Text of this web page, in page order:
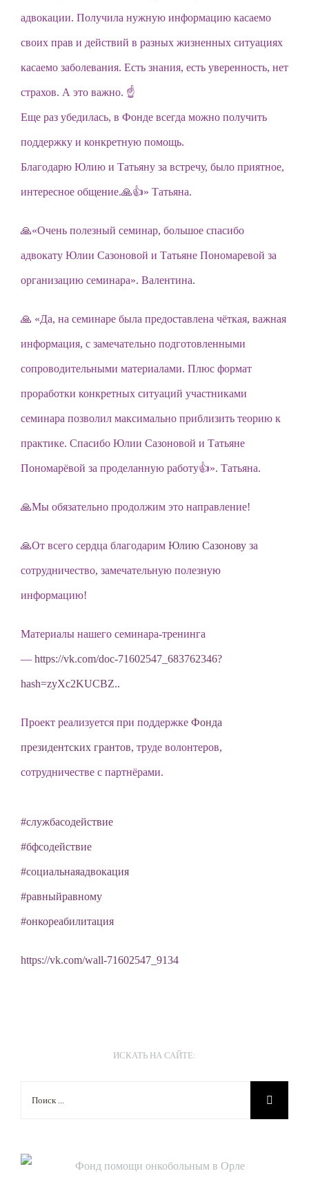
адвокации. Получила нужную информацию касаемо
своих прав и действий в разных жизненных ситуациях
касаемо заболевания. Есть знания, есть уверенность, нет
страхов. А это важно. ☝
Еще раз убедилась, в Фонде всегда можно получить
поддержку и конкретную помощь.
Благодарю Юлию и Татьяну за встречу, было приятное,
интересное общение.🙏👍» Татьяна.
🙏«Очень полезный семинар, большое спасибо
адвокату Юлии Сазоновой и Татьяне Пономаревой за
организацию семинара». Валентина.
🙏 «Да, на семинаре была предоставлена чёткая, важная
информация, с замечательно подготовленными
сопроводительными материалами. Плюс формат
проработки конкретных ситуаций участниками
семинара позволил максимально приблизить теорию к
практике. Спасибо Юлии Сазоновой и Татьяне
Пономарёвой за проделанную работу👍». Татьяна.
🙏Мы обязательно продолжим это направление!
🙏От всего сердца благодарим Юлию Сазонову за
сотрудничество, замечательную полезную
информацию!
Материалы нашего семинара-тренинга
— https://vk.com/doc-71602547_683762346?
hash=zyXc2KUCBZ..
Проект реализуется при поддержке Фонда
президентских грантов, труде волонтеров,
сотрудничестве с партнёрами.
#службасодействие
#бфсодействие
#социальнаяадвокация
#равныйравному
#онкореабилитация
https://vk.com/wall-71602547_9134
ИСКАТЬ НА САЙТЕ: